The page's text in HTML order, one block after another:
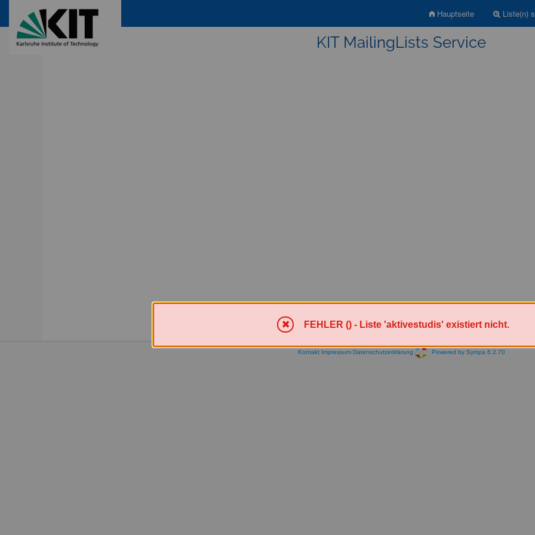
Hauptseite Liste(n)
KIT MailingLists Service
Kontakt Impressum Datenschutzerklärung Powered by Sympa 6.2.70
FEHLER () - Liste 'aktivestudis' existiert nicht.